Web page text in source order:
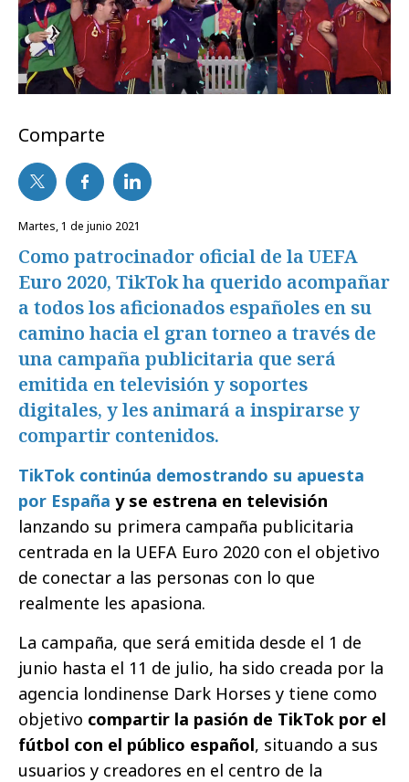
Comparte
martes, 1 de junio 2021
Como patrocinador oficial de la UEFA
Euro 2020, TikTok ha querido acompañar
a todos los aficionados españoles en su
camino hacia el gran torneo a través de
una campaña publicitaria que será
emitida en televisión y soportes
digitales, y les animará a inspirarse y
compartir contenidos.
TikTok continúa demostrando su apuesta
por España y se estrena en televisión
lanzando su primera campaña publicitaria
centrada en la UEFA Euro 2020 con el objetivo
de conectar a las personas con lo que
realmente les apasiona.
La campaña, que será emitida desde el 1 de
junio hasta el 11 de julio, ha sido creada por la
agencia londinense Dark Horses y tiene como
objetivo compartir la pasión de TikTok por el
fútbol con el público español, situando a sus
usuarios y creadores en el centro de la